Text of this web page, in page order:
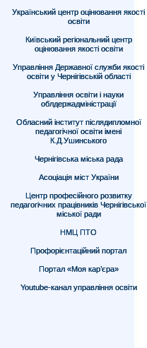
Український центр оцінювання якості
освіти
Київський регіональний центр
оцінювання якості освіти
Управління Державної служби якості
освіти у Чернігівській області
Управління освіти і науки
облдержадміністрації
Обласний інститут післядипломної
педагогічної освіти імені
К.Д.Ушинського
Чернігівська міська рада
Асоціація міст України
Центр професійного розвитку
педагогічних працівників Чернігівської
міської ради
НМЦ ПТО
Профорієнтаційний портал
Портал «Моя кар’єра»
Youtube-канал управління освіти